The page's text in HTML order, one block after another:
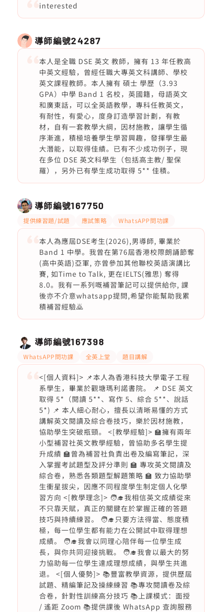
interested
導師編號24287
本人是全職 DSE 英文 教師，擁有 13 年任教高
中英文經驗，曾經任職大專英文科講師、學校
英文課程教師。本人擁有 碩士 學歷（3.93
GPA）中學 Band 1 名校，英國籍，母語英文
和廣東話，可以全英語教學，專科任教英文，
有耐性，有愛心，度身訂造學習計劃，有教
材，自有一套教學大綱，因材施教，讓學生循
序漸進，積極培養學生學習興趣，發揮學生最
大潛能，以取得佳績。已有不少成功例子，現
在多位 DSE 英文科學生（包括高主教/ 聖保
羅），另外已有學生成功取得 5** 佳積。
導師編號167750
提供練習題/試題 應試策略 WhatsAPP問功課
本人為應屆DSE考生(2026),男導師, 畢業於
Band 1 中學。我曾在第76屆香港校際朗誦節奪
(高中英語)亞軍, 亦曾參加其他聯校英語演講比
賽, 如Time to Talk, 更在IELTS(雅思) 奪得
8.0。我有一系列嘅補習筆記可以提供給你, 課
後亦不介意whatsapp提問,希望你能幫助我累
積補習經驗🙇
導師編號167398
WhatsAPP問功課 全英上堂 題目講解
<[個人資料]> 📌本人為香港科技大學電子工程
系學生，畢業於觀塘瑪利諾書院。 📌 DSE 英文
取得 5*（閱讀 5**、寫作 5、綜合 5**、說話
5*) 📌 本人細心耐心，擅長以清晰易懂的方式
講解英文閱讀及綜合卷技巧，樂於因材施教，
協助學生突破瓶頸。 <[教學經驗]> 🏫擁有兩年
小型補習社英文教學經驗，曾協助多名學生提
升成績 🏫曾為補習社負責出卷及編寫筆記，深
入掌握考試題型及評分準則 🏫 專攻英文閱讀及
綜合卷，熟悉各類題型解題策略 🏫 致力協助學
生衝星拔尖，因應不同程度學生制定個人化學
習方向 <[教學理念]> 🧑‍🎓我相信英文成績從來
不只靠天賦，真正的關鍵在於掌握正確的答題
技巧與持續練習。 🧑‍🎓只要方法得當、態度積
極，每一位學生都有能力在公開試中取得理想
成績。 🧑‍🎓我會以同理心陪伴每一位學生成
長，與你共同迎接挑戰。 🧑‍🎓我會以最大的努
力協助每一位學生達成理想成績，與學生共進
退。 <[個人優勢]> 📚豐富教學資源，提供歷屆
試題、精編筆記及操練練習 📚專攻閱讀卷及綜
合卷，針對性訓練高分技巧 📚上課模式：面授
/ 遙距 Zoom 📚提供課後 WhatsApp 查詢服務